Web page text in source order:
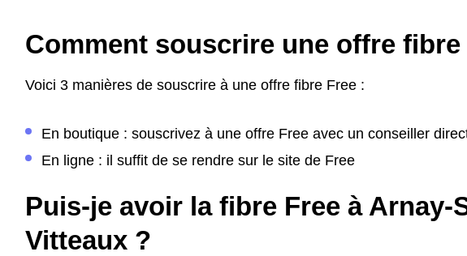
Comment souscrire une offre fibre
Voici 3 manières de souscrire à une offre fibre Free :
En boutique : souscrivez à une offre Free avec un conseiller
En ligne : il suffit de se rendre sur le site de Free
Puis-je avoir la fibre Free à Arnay-
Vitteaux ?